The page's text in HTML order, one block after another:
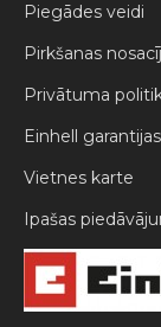
Piegādes veidi
Pirkšanas
Privātuma
Einhell
Vietnes karte
Ipašas